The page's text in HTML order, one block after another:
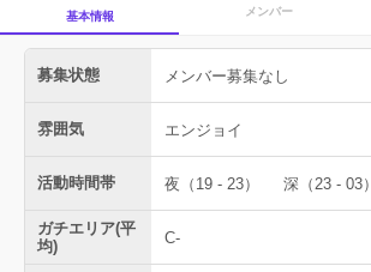
基本情報 メンバー
募集状態 メンバー募集なし
雰囲気 エンジョイ
活動時間帯 夜（19 - 23） 深（23 - 03）
ガチエリア(平
均)
C-